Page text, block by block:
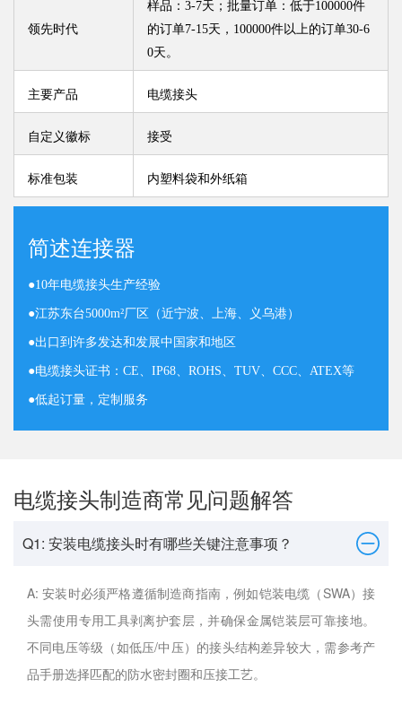
领先时代
样品：3-7天；批量订单：低于100000件
的订单7-15天，100000件以上的订单30-6
0天。
主要产品 电缆接头
自定义徽标 接受
标准包装 内塑料袋和外纸箱
简述连接器
●10年电缆接头生产经验
●江苏东台5000m²厂区（近宁波、上海、义乌港）
●出口到许多发达和发展中国家和地区
●电缆接头证书：CE、IP68、ROHS、TUV、CCC、ATEX等
●低起订量，定制服务
电缆接头制造商常见问题解答
Q1: 安装电缆接头时有哪些关键注意事项？
A: 安装时必须严格遵循制造商指南，例如铠装电缆（SWA）接
头需使用专用工具剥离护套层，并确保金属铠装层可靠接地。
不同电压等级（如低压/中压）的接头结构差异较大，需参考产
品手册选择匹配的防水密封圈和压接工艺。